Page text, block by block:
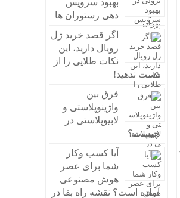
بهبود سرویس
دهی رستوران ها
اگر قصد خرید ژل
رویال دارید، این
نکات طلایی را از
دست ندهید!
فرق بین
واژینوپلاستی و
لابیوپلاستی در
چیست؟
آیا کسب وکار
شما برای عصر
هوش مصنوعی
آماده است؟ نقشه راه بقا در